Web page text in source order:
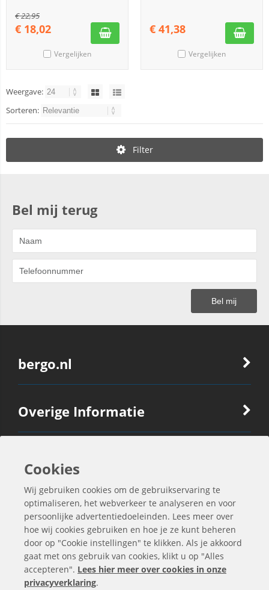
€22,95
€ 18,02
Vergelijken
€ 41,38
Vergelijken
Weergave:
Sorteren:
Filter
Bel mij terug
bergo.nl
Overige Informatie
Ook Interessant
Contactgegevens
Cookies
Wij gebruiken cookies om de gebruikservaring te
optimaliseren, het webverkeer te analyseren en voor
persoonlijke advertentiedoeleinden. Lees meer over
hoe wij cookies gebruiken en hoe je ze kunt beheren
door op "Cookie instellingen" te klikken. Als je akkoord
gaat met ons gebruik van cookies, klikt u op "Alles
accepteren". Lees hier meer over cookies in onze
privacyverklaring.